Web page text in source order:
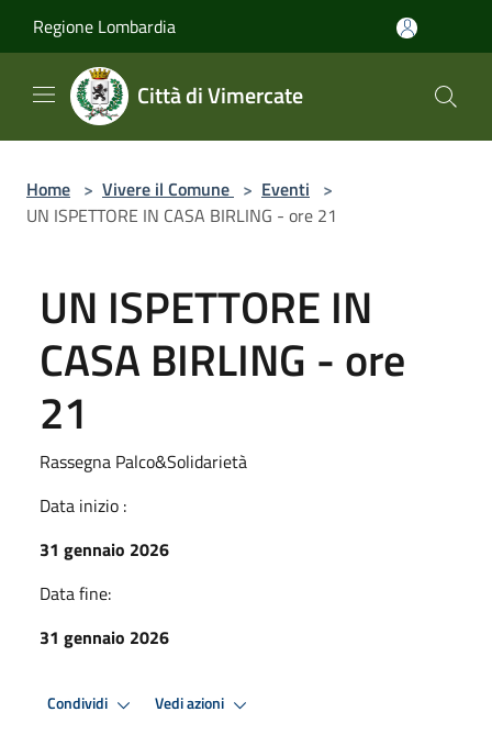
Regione Lombardia
Città di Vimercate
Home > Vivere il Comune > Eventi >
UN ISPETTORE IN CASA BIRLING - ore 21
UN ISPETTORE IN
CASA BIRLING - ore
21
Rassegna Palco&Solidarietà
Data inizio :
31 gennaio 2026
Data fine:
31 gennaio 2026
Condividi Vedi azioni